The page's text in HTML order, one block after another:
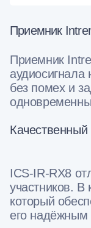
Приемник
Приемник
без помех и
Качественный
ICS-IR-RX8
участников. В
который
его надёжным